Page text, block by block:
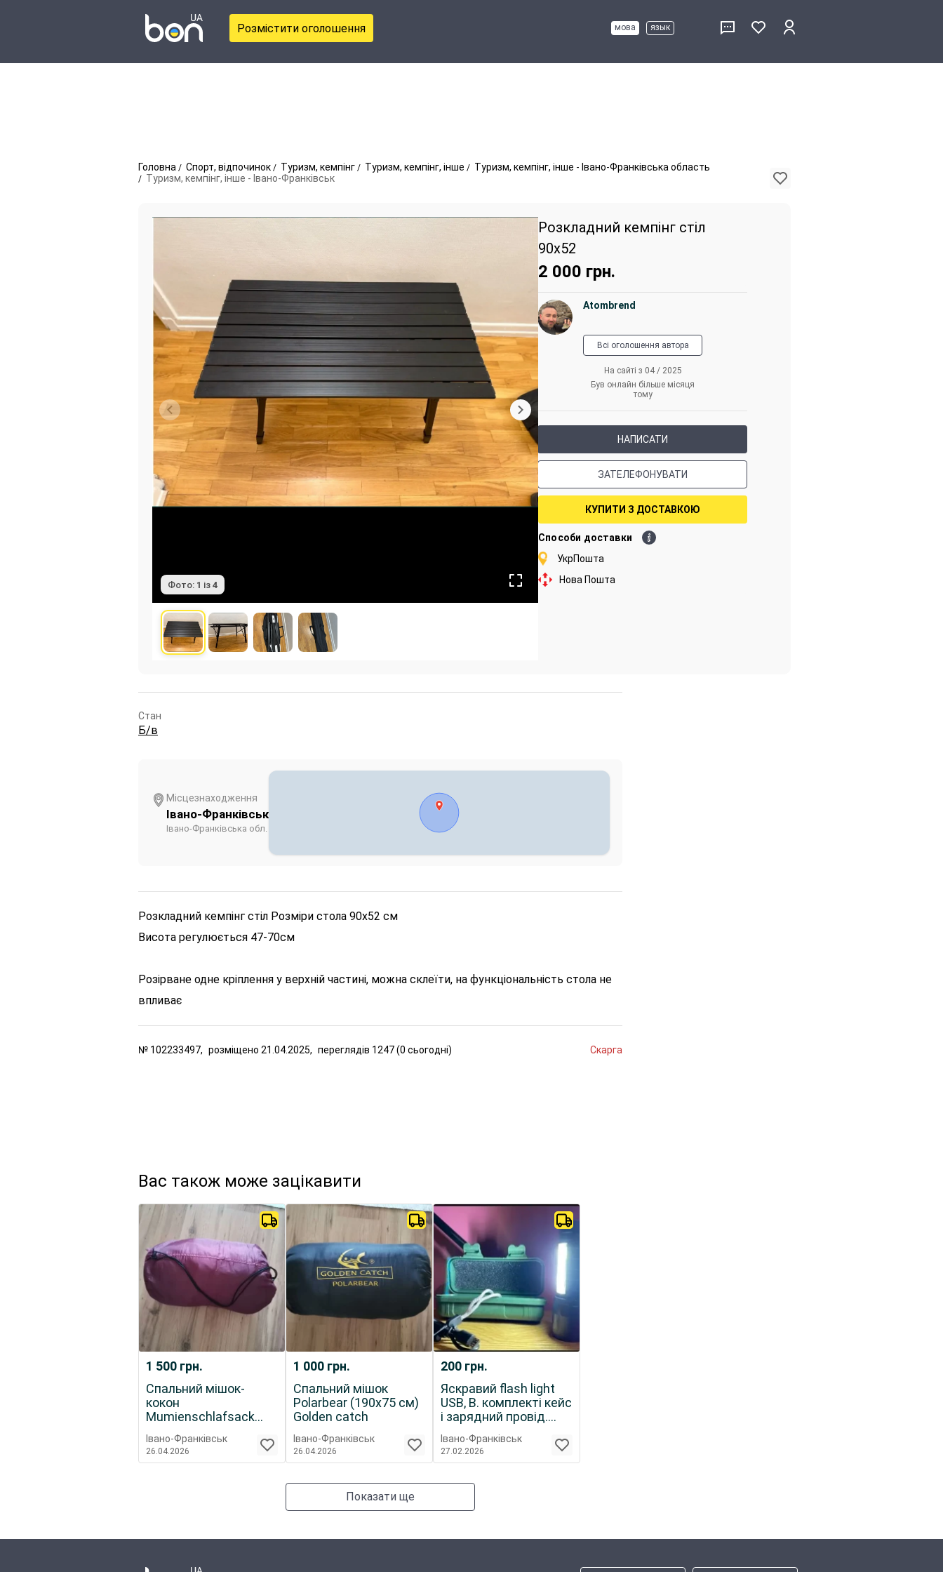
Розмістити оголошення мова язык
Головна Спорт, відпочинок Туризм, кемпінг Туризм, кемпінг, інше
Туризм, кемпінг, інше - Івано-Франківська область
Туризм, кемпінг, інше - Івано-Франківськ
Фото: 1 із 4
Розкладний кемпінг стіл
90x52
2 000 грн.
Atombrend
Всі оголошення автора
На сайті з 04 / 2025
Був онлайн більше місяця
тому
НАПИСАТИ
ЗАТЕЛЕФОНУВАТИ
КУПИТИ З ДОСТАВКОЮ
Способи доставки
УкрПошта
Нова Пошта
Стан
Б/в
Місцезнаходження
Івано-Франківськ
Івано-Франківська обл.
Розкладний кемпінг стіл Розміри стола 90x52 см
Висота регулюється 47-70см
Розірване одне кріплення у верхній частині, можна склеїти, на функціональність стола не
впливає
№ 102233497, розміщено 21.04.2025, переглядів 1247 (0 сьогодні) Скарга
Вас також може зацікавити
1 500 грн.
Спальний мішок-
кокон
Mumienschlafsack
см)
Івано-Франківськ
26.04.2026
1 000 грн.
Спальний мішок
Polarbear (190х75 см)
Golden catch
Івано-Франківськ
26.04.2026
200 грн.
Яскравий flash light
USB, В. комплекті кейс
і зарядний провід.
Івано-Франківськ
27.02.2026
Показати ще